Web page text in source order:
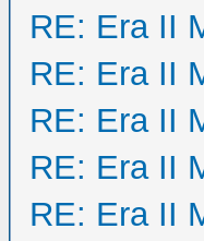
RE: Era II
RE: Era II
RE: Era II
RE: Era II
RE: Era II